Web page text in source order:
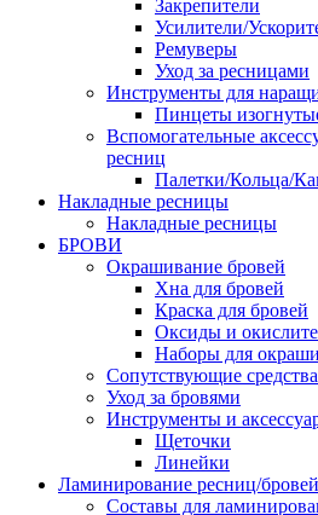
Закрепители
Усилители/
Ремуверы
Уход за ресницами
Инструменты для
Пинцеты
Вспомогательные
ресниц
Палетки/Кольца/
Накладные ресницы
Накладные ресницы
БРОВИ
Окрашивание бровей
Хна для бровей
Краска для бровей
Оксиды и
Наборы для
Сопутствующие
Уход за бровями
Инструменты и
Щеточки
Линейки
Ламинирование ресниц/бровей
Составы для